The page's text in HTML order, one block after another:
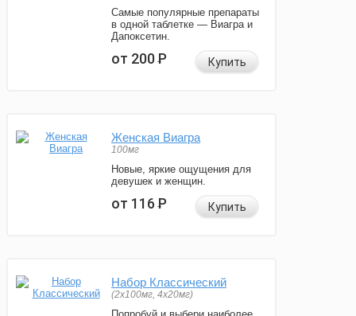
Самые популярные препараты
в одной таблетке — Виагра и
Дапоксетин.
от 200Р Купить
Женская Виагра
100мг
Новые, яркие ощущения для
девушек и женщин.
от 116Р Купить
Набор Классический
(2x100мг, 4x20мг)